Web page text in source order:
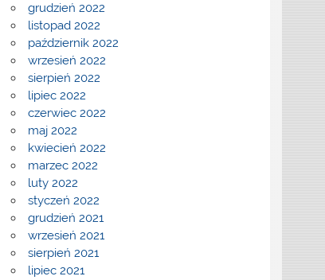
grudzień 2022
listopad 2022
październik 2022
wrzesień 2022
sierpień 2022
lipiec 2022
czerwiec 2022
maj 2022
kwiecień 2022
marzec 2022
luty 2022
styczeń 2022
grudzień 2021
wrzesień 2021
sierpień 2021
lipiec 2021